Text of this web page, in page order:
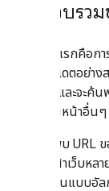
การรวบรว
ขั้นตอนแรกคือก
เว็บที่อัปเดตอย่า
นั้นแล้ว และจะค้
ใหม่ ส่วนหน้าอื่น
เมื่อค้นพบ URL
ข้อมูลหน้าเว็บหล
ใช้ขั้นตอนแบบอัล